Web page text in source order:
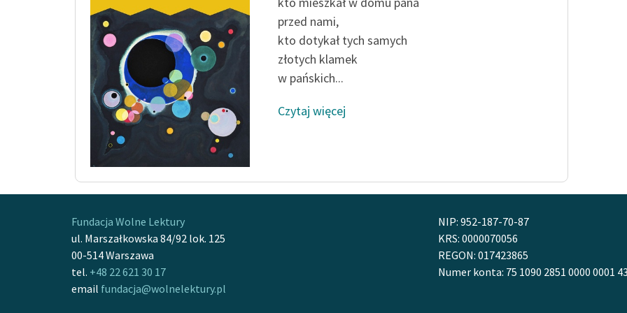
Odkurzamy bohaterów
przed nami,
kto dotykał tych samych
złotych klamek
w pańskich...
Czytaj więcej
Fundacja Wolne Lektury
ul. Marszałkowska 84/92 lok. 125
00-514 Warszawa
tel. +48 22 621 30 17
email fundacja@wolnelektury.pl
NIP: 952-187-70-87
KRS: 0000070056
REGON: 017423865
Numer konta: 75 1090 2851 0000 0001